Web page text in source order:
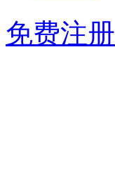
免费注册